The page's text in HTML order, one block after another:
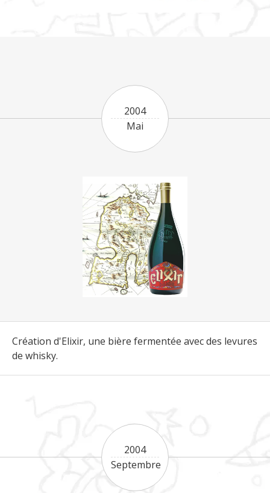
Création d'Elixir, une bière fermentée avec des levures
de whisky.
2004
Mai
2004
Septembre